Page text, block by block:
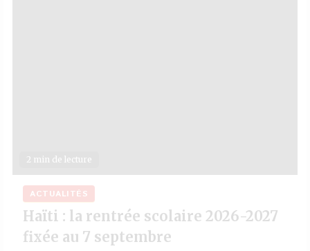
2 min de lecture
ACTUALITÉS
Haïti : la rentrée scolaire 2026-2027
fixée au 7 septembre